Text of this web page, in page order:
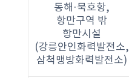
동해·묵호항,
항만구역 밖
항만시설
(강릉안인화력발전소,
삼척맹방화력발전소)